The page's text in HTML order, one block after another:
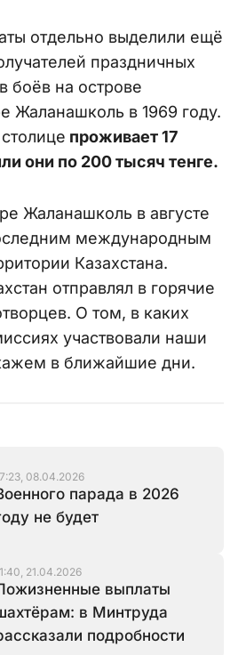
отдельно выделили ещё
праздничных
боёв на острове
Жаланашколь в 1969 году.
проживает 17
они по 200 тысяч тенге.
Жаланашколь в августе
международным
Казахстана.
отправлял в горячие
О том, в каких
участвовали наши
в ближайшие дни.
08.04.2026
парада в 2026
не будет
21.04.2026
выплаты
в Минтруда
подробности